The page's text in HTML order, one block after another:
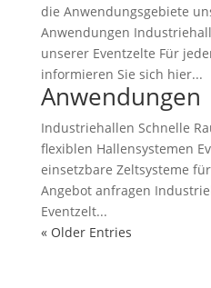
die Anwendungsgebiete
Anwendungen
unserer Eventzelte Für
informieren Sie sich hier...
Anwendungen
Industriehallen Schnelle
flexiblen Hallensystemen
einsetzbare Zeltsysteme
Angebot anfragen
Eventzelt...
« Older Entries